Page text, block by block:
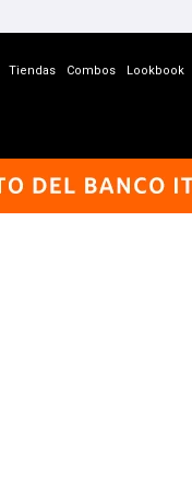
Tiendas Combos Lookbook